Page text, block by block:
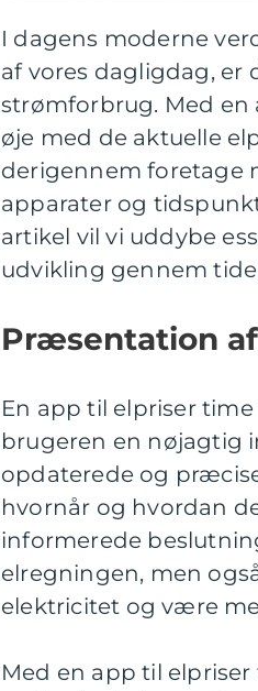
I dagens moderne
af vores dagligdag,
strømforbrug. Med
øje med de aktuelle
derigennem foretage
apparater og
artikel vil vi uddybe
udvikling gennem
Præsentation
En app til elpriser
brugeren en nøjagtig
opdaterede og
hvornår og hvordan
informerede
elregningen, men
elektricitet og være
Med en app til